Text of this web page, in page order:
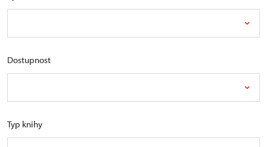
Dostupnost
Typ knihy